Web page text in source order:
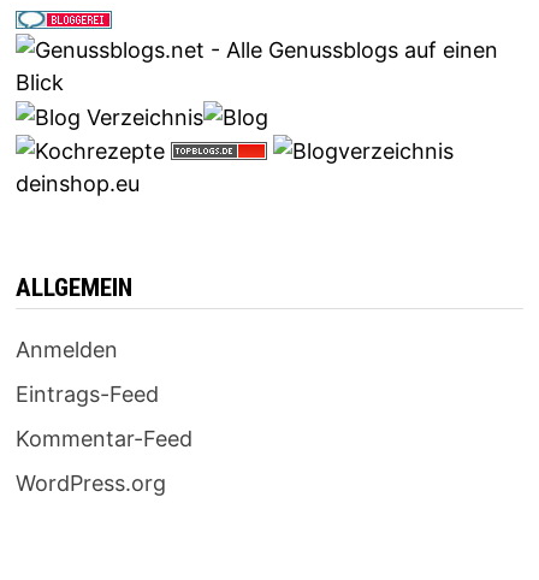
deinshop.eu
ALLGEMEIN
Anmelden
Eintrags-Feed
Kommentar-Feed
WordPress.org